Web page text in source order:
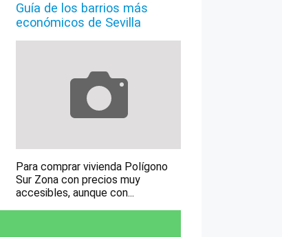
Guía de los barrios más
económicos de Sevilla
Para comprar vivienda Polígono
Sur Zona con precios muy
accesibles, aunque con...